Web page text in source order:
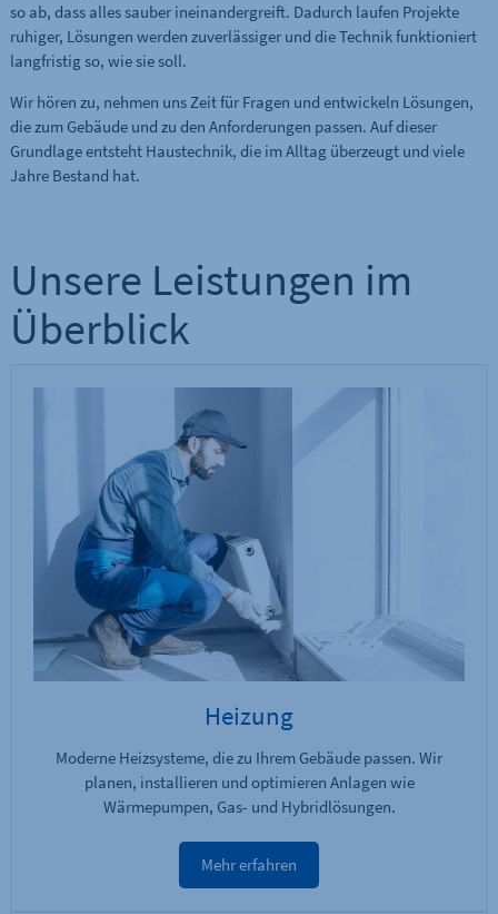
so ab, dass alles sauber ineinandergreift. Dadurch laufen Projekte
ruhiger, Lösungen werden zuverlässiger und die Technik funktioniert
langfristig so, wie sie soll.
Wir hören zu, nehmen uns Zeit für Fragen und entwickeln Lösungen,
die zum Gebäude und zu den Anforderungen passen. Auf dieser
Grundlage entsteht Haustechnik, die im Alltag überzeugt und viele
Jahre Bestand hat.
Unsere Leistungen im
Überblick
Heizung
Moderne Heizsysteme, die zu Ihrem Gebäude passen. Wir
planen, installieren und optimieren Anlagen wie
Wärmepumpen, Gas- und Hybridlösungen.
Mehr erfahren